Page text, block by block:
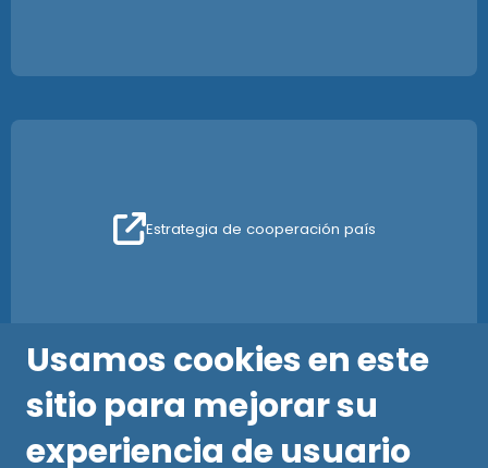
Estrategia de cooperación país
Usamos cookies en este
sitio para mejorar su
experiencia de usuario